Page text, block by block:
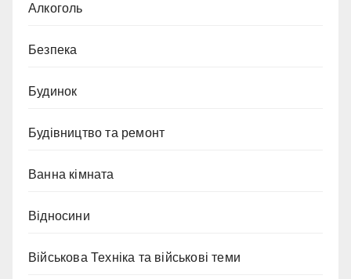
Алкоголь
Безпека
Будинок
Будівництво та ремонт
Ванна кімната
Відносини
Військова Техніка та військові теми